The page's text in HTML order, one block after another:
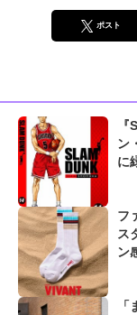
ポスト
ン
に
フ
ス
ン